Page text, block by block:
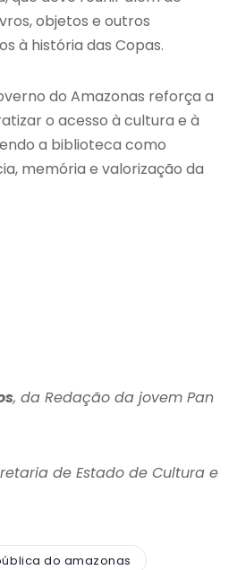
objetos e outros
à história das Copas.
do Amazonas reforça a
o acesso à cultura e à
a biblioteca como
memória e valorização da
, da Redação da jovem Pan
de Estado de Cultura e
do amazonas